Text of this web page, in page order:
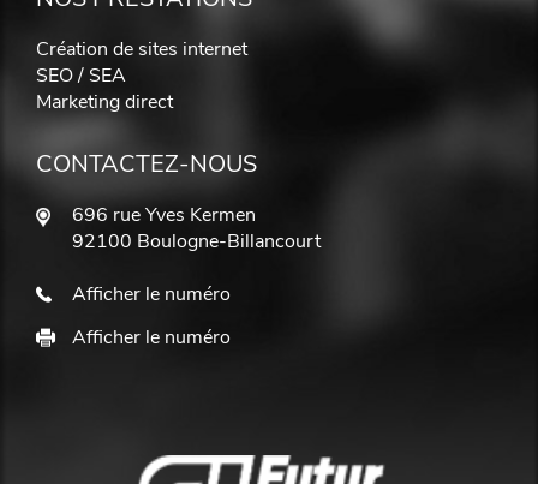
Création de sites internet
SEO / SEA
Marketing direct
CONTACTEZ-NOUS
696 rue Yves Kermen
92100 Boulogne-Billancourt
Afficher le numéro
Afficher le numéro